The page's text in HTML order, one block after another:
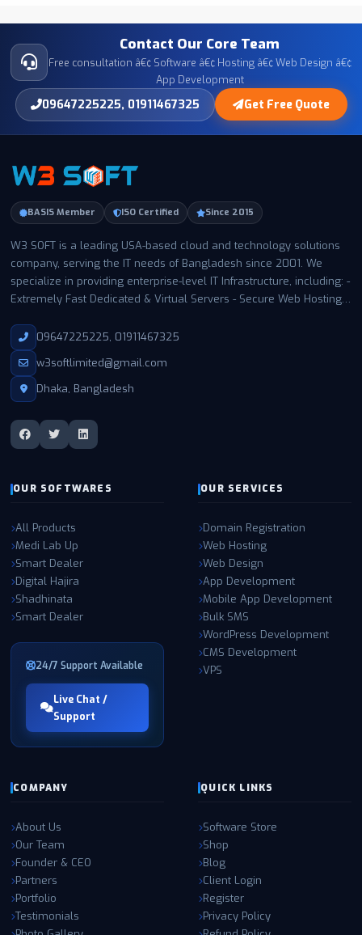
Contact Our Core Team
Free consultation â€¢ Software â€¢ Hosting â€¢ Web Design â€¢
App Development
09647225225, 01911467325 Get Free Quote
BASIS Member ISO Certified Since 2015
W3 SOFT is a leading USA-based cloud and technology solutions
company, serving the IT needs of Bangladesh since 2001. We
specialize in providing enterprise-level IT Infrastructure, including: -
Extremely Fast Dedicated & Virtual Servers - Secure Web Hosting -
guarantee With thousands of satisfied customers in Bangladesh
and worldwide, W3 SOFT has become a trusted name for
businesses and individuals of all sizes. Our infrastructure is built
and managed entirely by our own expert teams in the USA,
utilizing enterprise-grade hardware, Tier-4 connectivity, and state-
of-the-art NVMe RAID storage. This ensures maximum
performance, reliability, and security for all our clients. Partner with
09647225225, 01911467325
w3softlimited@gmail.com
Dhaka, Bangladesh
OUR SOFTWARES
All Products
Medi Lab Up
Smart Dealer
Digital Hajira
Shadhinata
Smart Dealer
24/7 Support Available
Live Chat /
Support
OUR SERVICES
Domain Registration
Web Hosting
Web Design
App Development
Mobile App Development
Bulk SMS
WordPress Development
CMS Development
VPS
COMPANY
About Us
Our Team
Founder & CEO
Partners
Portfolio
Testimonials
QUICK LINKS
Software Store
Shop
Blog
Client Login
Register
Privacy Policy